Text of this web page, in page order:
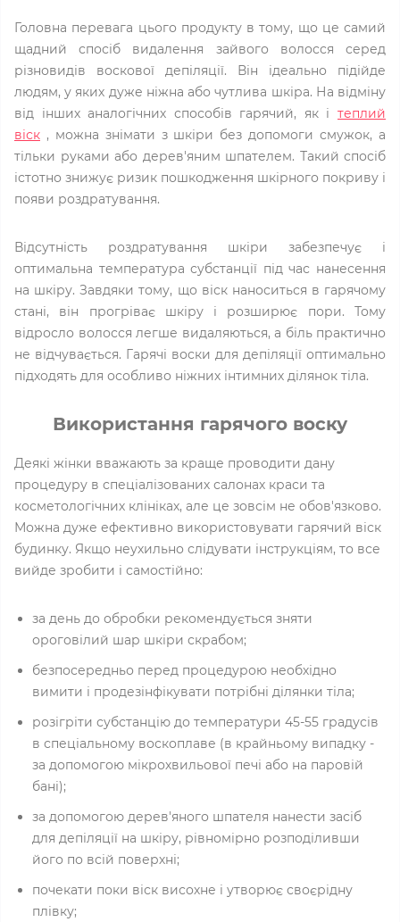
Головна перевага цього продукту в тому, що це самий
щадний спосіб видалення зайвого волосся серед
різновидів воскової депіляції. Він ідеально підійде
людям, у яких дуже ніжна або чутлива шкіра. На відміну
від інших аналогічних способів гарячий, як і теплий
віск , можна знімати з шкіри без допомоги смужок, а
тільки руками або дерев'яним шпателем. Такий спосіб
істотно знижує ризик пошкодження шкірного покриву і
появи роздратування.
Відсутність роздратування шкіри забезпечує і
оптимальна температура субстанції під час нанесення
на шкіру. Завдяки тому, що віск наноситься в гарячому
стані, він прогріває шкіру і розширює пори. Тому
відросло волосся легше видаляються, а біль практично
не відчувається. Гарячі воски для депіляції оптимально
підходять для особливо ніжних інтимних ділянок тіла.
Використання гарячого воску
Деякі жінки вважають за краще проводити дану
процедуру в спеціалізованих салонах краси та
косметологічних клініках, але це зовсім не обов'язково.
Можна дуже ефективно використовувати гарячий віск
будинку. Якщо неухильно слідувати інструкціям, то все
вийде зробити і самостійно:
за день до обробки рекомендується зняти
ороговілий шар шкіри скрабом;
безпосередньо перед процедурою необхідно
вимити і продезінфікувати потрібні ділянки тіла;
розігріти субстанцію до температури 45-55 градусів
в спеціальному воскоплаве (в крайньому випадку -
за допомогою мікрохвильової печі або на паровій
бані);
за допомогою дерев'яного шпателя нанести засіб
для депіляції на шкіру, рівномірно розподіливши
його по всій поверхні;
почекати поки віск висохне і утворює своєрідну
плівку;